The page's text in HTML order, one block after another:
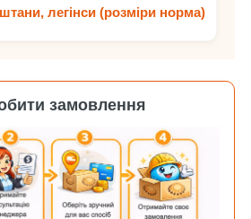
легінси (розміри норма)
замовлення